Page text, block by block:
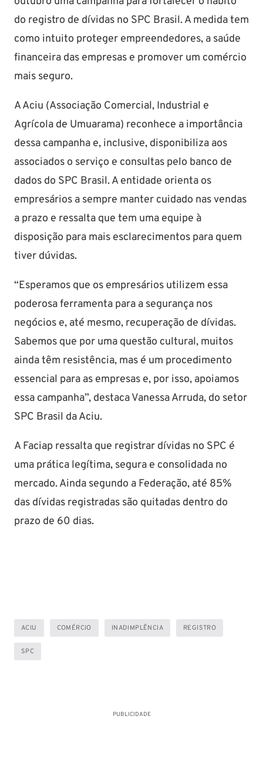
do registro de dívidas no SPC Brasil. A medida tem
como intuito proteger empreendedores, a saúde
financeira das empresas e promover um comércio
mais seguro.
A Aciu (Associação Comercial, Industrial e
Agrícola de Umuarama) reconhece a importância
dessa campanha e, inclusive, disponibiliza aos
associados o serviço e consultas pelo banco de
dados do SPC Brasil. A entidade orienta os
empresários a sempre manter cuidado nas vendas
a prazo e ressalta que tem uma equipe à
disposição para mais esclarecimentos para quem
tiver dúvidas.
“Esperamos que os empresários utilizem essa
poderosa ferramenta para a segurança nos
negócios e, até mesmo, recuperação de dívidas.
Sabemos que por uma questão cultural, muitos
ainda têm resistência, mas é um procedimento
essencial para as empresas e, por isso, apoiamos
essa campanha”, destaca Vanessa Arruda, do setor
SPC Brasil da Aciu.
A Faciap ressalta que registrar dívidas no SPC é
uma prática legítima, segura e consolidada no
mercado. Ainda segundo a Federação, até 85%
das dívidas registradas são quitadas dentro do
prazo de 60 dias.
ACIU COMÉRCIO INADIMPLÊNCIA REGISTRO
SPC
PUBLICIDADE